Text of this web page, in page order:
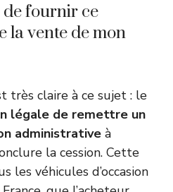
fournir ce
la vente de mon
très claire à ce sujet : le
légale de remettre un
administrative à
la cession. Cette
les véhicules d’occasion